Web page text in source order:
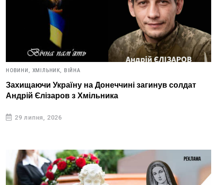
НОВИНИ, ХМІЛЬНИК, ВІЙНА
Захищаючи Україну на Донеччині загинув солдат
Андрій Єлізаров з Хмільника
29 липня, 2026